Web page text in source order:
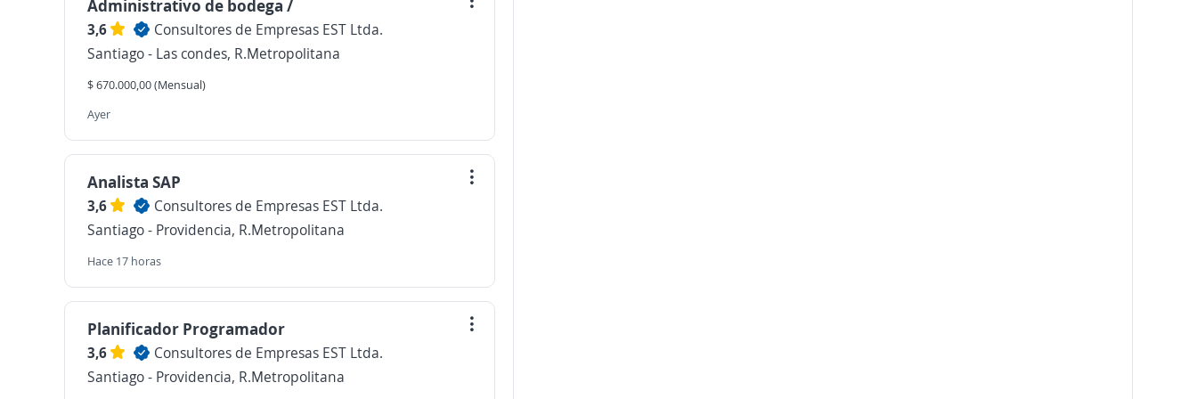
Administrativo de bodega /
3,6
Consultores de Empresas EST Ltda.
Santiago - Las condes, R.Metropolitana
$ 670.000,00 (Mensual)
Ayer
Analista SAP
3,6
Consultores de Empresas EST Ltda.
Santiago - Providencia, R.Metropolitana
Hace 17 horas
Planificador Programador
3,6
Consultores de Empresas EST Ltda.
Santiago - Providencia, R.Metropolitana